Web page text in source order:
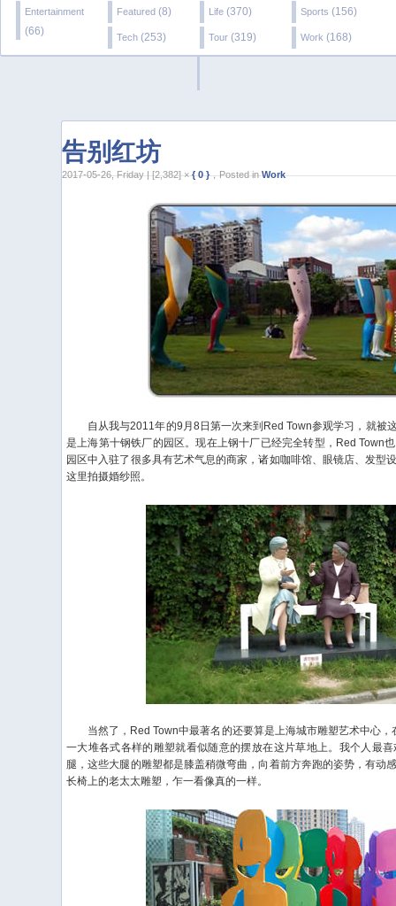
Entertainment
(66)
Featured (8) Life (370) Sports (156)
Tech (253) Tour (319) Work (168)
告别红坊
2017-05-26, Friday | [2,382] ×{ 0 }，Posted inWork
自从我与2011年的9月8日第一次来到Red Town参观学习，就被
是上海第十钢铁厂的园区。现在上钢十厂已经完全转型，Red Town
园区中入驻了很多具有艺术气息的商家，诸如咖啡馆、眼镜店、发型
这里拍摄婚纱照。
当然了，Red Town中最著名的还要算是上海城市雕塑艺术中心，
一大堆各式各样的雕塑就看似随意的摆放在这片草地上。我个人最
腿，这些大腿的雕塑都是膝盖稍微弯曲，向着前方奔跑的姿势，有动
长椅上的老太太雕塑，乍一看像真的一样。